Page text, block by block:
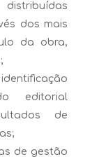
dos mais
da obra,
editorial
de
de gestão